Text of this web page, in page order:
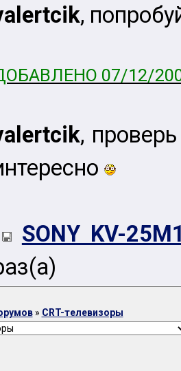
,
07/12/
,
SONY KV-
» CRT-телевизоры